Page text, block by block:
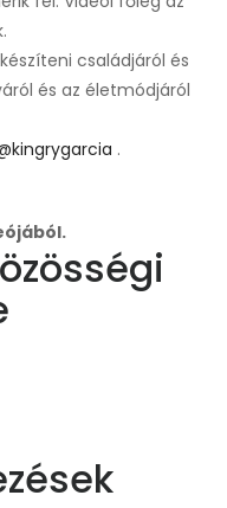
családjáról és
és az életmódjáról
.